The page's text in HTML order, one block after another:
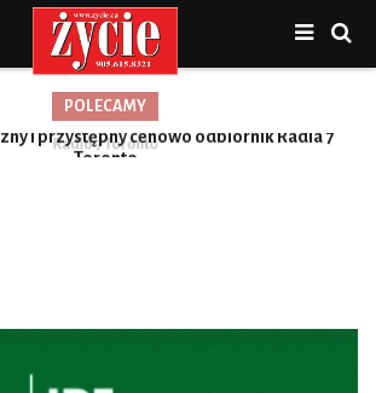
POLECAMY
i przystępny cenowo odbiornik Radia 7